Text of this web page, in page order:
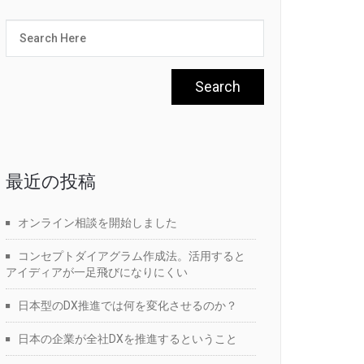
最近の投稿
オンライン相談を開始しました
コンセプトダイアグラム作成法。活用すると
アイディアが一足飛びになりにくい
日本型のDX推進では何を変化させるのか？
日本の企業が全社DXを推進するということ